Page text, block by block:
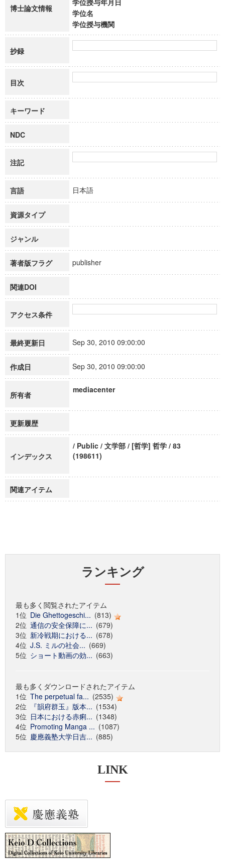
博士論文情報
学位授与年月日
学位名
学位授与機関
抄録
目次
キーワード
NDC
注記
言語 日本語
資源タイプ
ジャンル
著者版フラグ publisher
関連DOI
アクセス条件
最終更新日 Sep 30, 2010 09:00:00
作成日 Sep 30, 2010 09:00:00
所有者
mediacenter
更新履歴
インデックス
/ Public / 文学部 / [哲学] 哲学 / 83
(198611)
関連アイテム
ランキング
最も多く閲覧されたアイテム
1位 Die Ghettogeschi... (813)
2位 通信の安全保障に... (679)
3位 新冷戦期における... (678)
4位 J.S. ミルの社会... (669)
5位 ショート動画の効... (663)
最も多くダウンロードされたアイテム
1位 The perpetual fa... (2535)
2位
『韻府群玉』版本... (1534)
3位 日本における赤痢... (1348)
4位 Promoting Manga ... (1087)
5位 慶應義塾大学日吉... (885)
LINK